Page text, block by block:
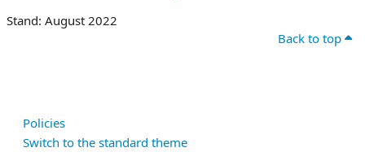
Stand: August 2022
Back to top
Policies
Switch to the standard theme